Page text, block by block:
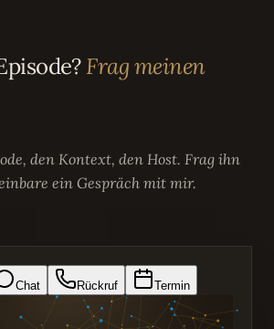
Frag meinen
den Kontext, den Host. Frag ihn
ein Gespräch mit mir.
Chat Rückruf Termin